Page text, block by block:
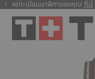
ลงทะเบียนนาฬิกาของคุณ ที่นี่
ที่นี่